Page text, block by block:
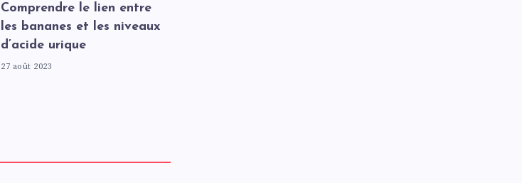
Comprendre le lien entre
les bananes et les niveaux
d’acide urique
27 août 2023